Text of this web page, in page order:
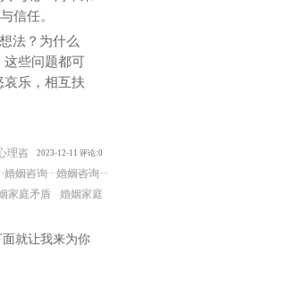
信任。
法？为什么
这些问题都可
哀乐，相互扶
2023-12-11 评论:0
理咨
婚姻咨询
婚姻咨询
家庭矛盾
婚姻家庭
就让我来为你